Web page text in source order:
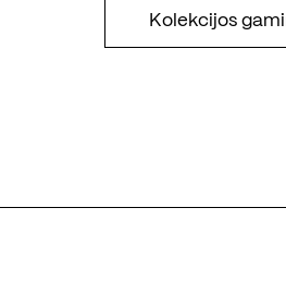
Kolekcijos